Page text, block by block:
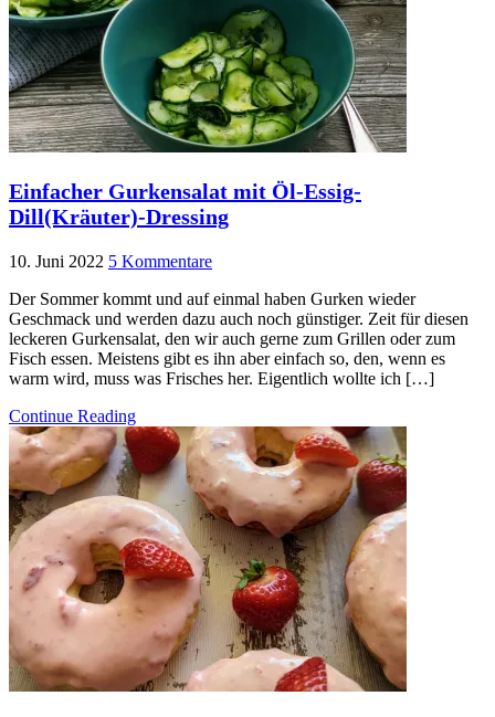
Einfacher Gurkensalat mit Öl-Essig-
Dill(Kräuter)-Dressing
10. Juni 2022 5 Kommentare
Der Sommer kommt und auf einmal haben Gurken wieder
Geschmack und werden dazu auch noch günstiger. Zeit für diesen
leckeren Gurkensalat, den wir auch gerne zum Grillen oder zum
Fisch essen. Meistens gibt es ihn aber einfach so, den, wenn es
warm wird, muss was Frisches her. Eigentlich wollte ich […]
Continue Reading